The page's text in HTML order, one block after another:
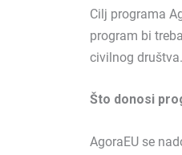
Cilj programa
program bi
civilnog društva.
Što donosi
AgoraEU se